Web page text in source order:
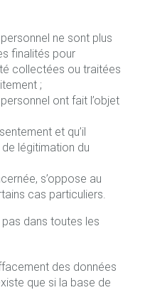
ne sont plus
finalités pour
collectées ou traitées
;
ont fait l’objet
et qu’il
de légitimation du
s’oppose au
cas particuliers.
pas dans toutes les
des données
que si la base de